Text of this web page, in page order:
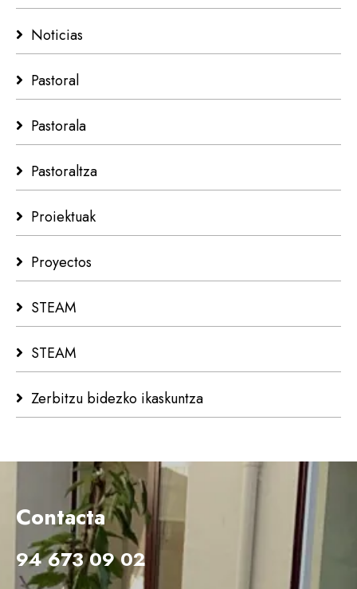
Noticias
Pastoral
Pastorala
Pastoraltza
Proiektuak
Proyectos
STEAM
STEAM
Zerbitzu bidezko ikaskuntza
Contacta
94 673 09 02